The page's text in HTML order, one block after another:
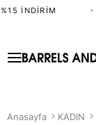
İNDIRIM
Anasayfa KADIN